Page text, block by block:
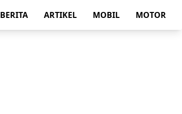
BERITA ARTIKEL MOBIL MOTOR